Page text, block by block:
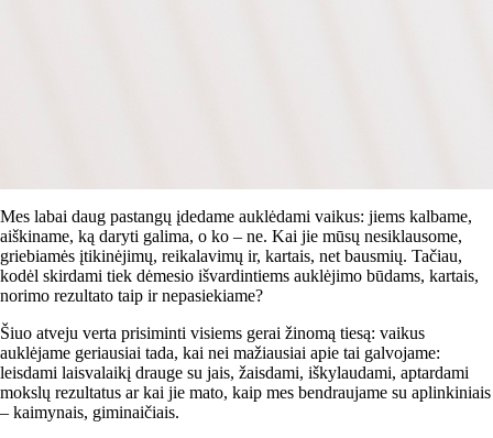
Mes labai daug pastangų įdedame auklėdami vaikus: jiems kalbame,
aiškiname, ką daryti galima, o ko – ne. Kai jie mūsų nesiklausome,
griebiamės įtikinėjimų, reikalavimų ir, kartais, net bausmių. Tačiau,
kodėl skirdami tiek dėmesio išvardintiems auklėjimo būdams, kartais,
norimo rezultato taip ir nepasiekiame?
Šiuo atveju verta prisiminti visiems gerai žinomą tiesą: vaikus
auklėjame geriausiai tada, kai nei mažiausiai apie tai galvojame:
leisdami laisvalaikį drauge su jais, žaisdami, iškylaudami, aptardami
mokslų rezultatus ar kai jie mato, kaip mes bendraujame su aplinkiniais
– kaimynais, giminaičiais.